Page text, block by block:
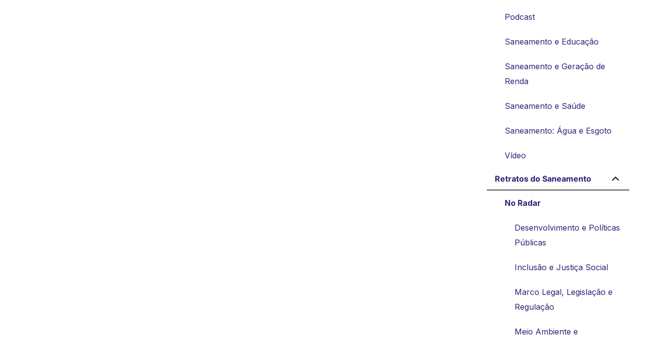
Podcast
Saneamento e Educação
Saneamento e Geração de
Renda
Saneamento e Saúde
Saneamento: Água e Esgoto
Vídeo
Retratos do Saneamento
No Radar
Desenvolvimento e Políticas
Públicas
Inclusão e Justiça Social
Marco Legal, Legislação e
Regulação
Meio Ambiente e